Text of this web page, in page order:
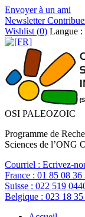
Envoyer à un ami
Newsletter
Wishlist (0) Langue :
OSI PALEOZOIC
Programme de
Sciences de l’ONG
Courriel : Ecrivez-
France : 01 85 08 36
Suisse : 022 519
Belgique : 023 18 35